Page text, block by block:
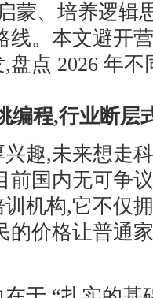
、培养逻辑
线。本文避开
盘点 2026 年
编程,行业断层
趣,未来想走
前国内无可争
机构,它不仅
的价格让普通